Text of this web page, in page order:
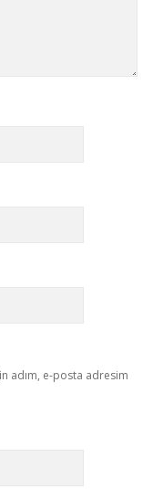
adım, e-posta adresim